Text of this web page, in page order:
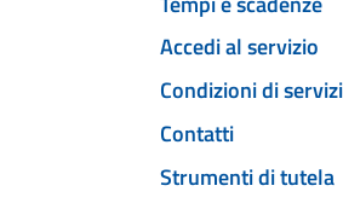
Accedi al servizio
Condizioni di
Contatti
Strumenti di tutela